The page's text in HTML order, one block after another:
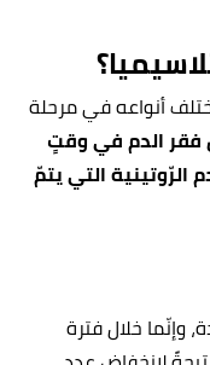
أنواعه في مرحلة
فقر الدم في وقتٍ
الرّوتينية التي يتمّ
وإنّما خلال فترة